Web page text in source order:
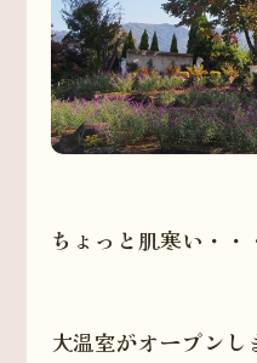
ちょっと肌寒い・・
大温室がオープンし